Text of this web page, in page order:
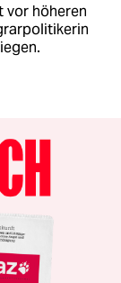
vor höheren